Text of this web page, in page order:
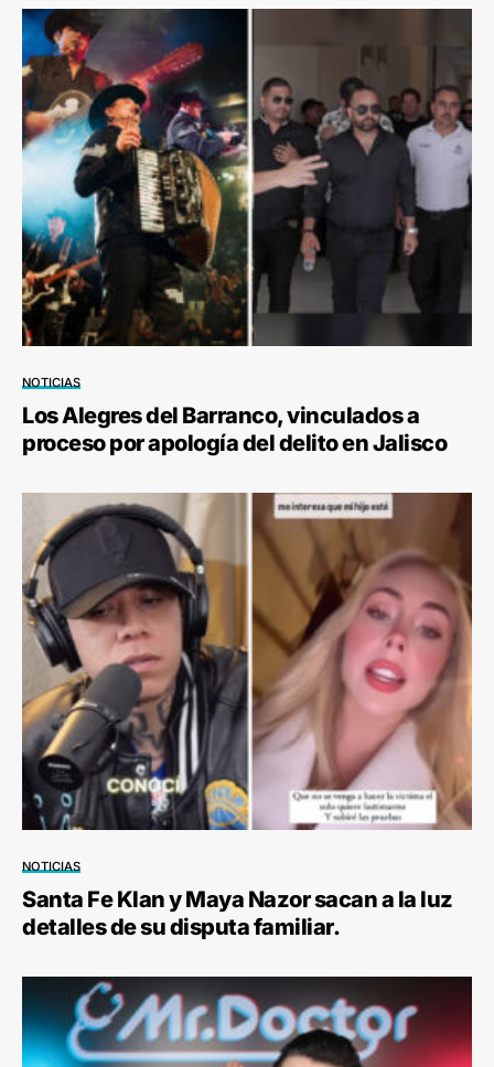
NOTICIAS
Los Alegres del Barranco, vinculados a
proceso por apología del delito en Jalisco
NOTICIAS
Santa Fe Klan y Maya Nazor sacan a la luz
detalles de su disputa familiar.